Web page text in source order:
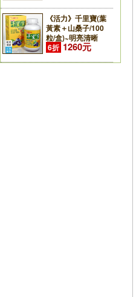
《活力》千里寶(葉
黃素＋山桑子/100
粒/盒)~明亮清晰
6折 1260元